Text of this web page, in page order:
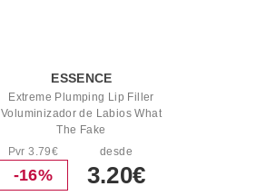
ESSENCE
Extreme Plumping Lip Filler
Voluminizador de Labios What
The Fake
Pvr 3.79€
-16%
desde
3.20€